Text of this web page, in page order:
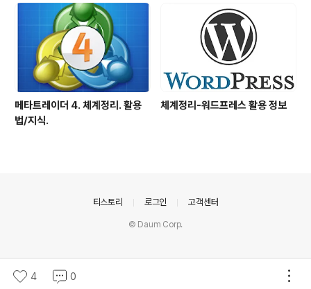
메타트레이더 4. 체계정리. 활용
법/지식.
체계정리-워드프레스 활용 정보
4 0
티스토리 로그인 고객센터
© Daum Corp.